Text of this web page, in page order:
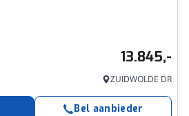
13.845,-
ZUIDWOLDE DR
Bel aanbieder